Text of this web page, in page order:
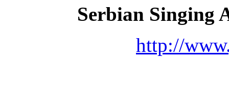
Serbian Singing
http://